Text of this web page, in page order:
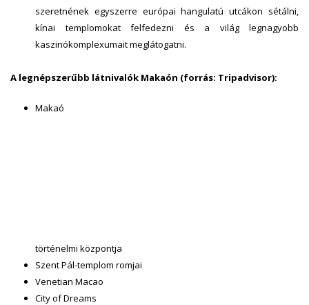
szeretnének egyszerre európai hangulatú utcákon sétálni,
kínai templomokat felfedezni és a világ legnagyobb
kaszinókomplexumait meglátogatni.
A legnépszerűbb látnivalók Makaón (forrás: Tripadvisor):
Makaó
történelmi központja
Szent Pál-templom romjai
Venetian Macao
City of Dreams